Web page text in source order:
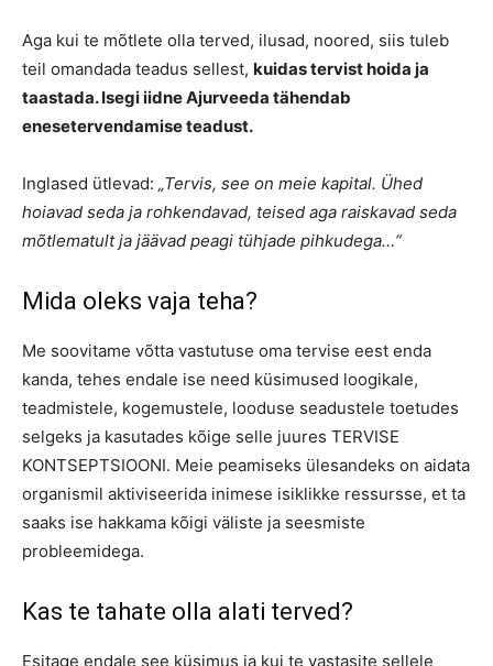
Aga kui te mõtlete olla terved, ilusad, noored, siis tuleb
teil omandada teadus sellest, kuidas tervist hoida ja
taastada. Isegi iidne Ajurveeda tähendab
enesetervendamise teadust.
Inglased ütlevad: „Tervis, see on meie kapital. Ühed
hoiavad seda ja rohkendavad, teised aga raiskavad seda
mõtlematult ja jäävad peagi tühjade pihkudega…“
Mida oleks vaja teha?
Me soovitame võtta vastutuse oma tervise eest enda
kanda, tehes endale ise need küsimused loogikale,
teadmistele, kogemustele, looduse seadustele toetudes
selgeks ja kasutades kõige selle juures TERVISE
KONTSEPTSIOONI. Meie peamiseks ülesandeks on aidata
organismil aktiviseerida inimese isiklikke ressursse, et ta
saaks ise hakkama kõigi väliste ja seesmiste
probleemidega.
Kas te tahate olla alati terved?
Esitage endale see küsimus ja kui te vastasite sellele